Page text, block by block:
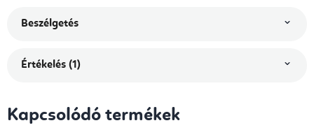
Beszélgetés
Értékelés (1)
Kapcsolódó termékek